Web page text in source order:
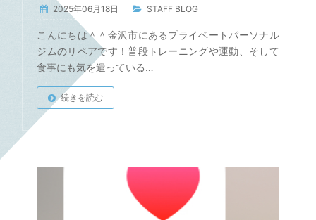
2025年06月18日 STAFF BLOG
こんにちは＾＾金沢市にあるプライベートパーソナル
ジムのリペアです！普段トレーニングや運動、そして
食事にも気を遣っている…
続きを読む